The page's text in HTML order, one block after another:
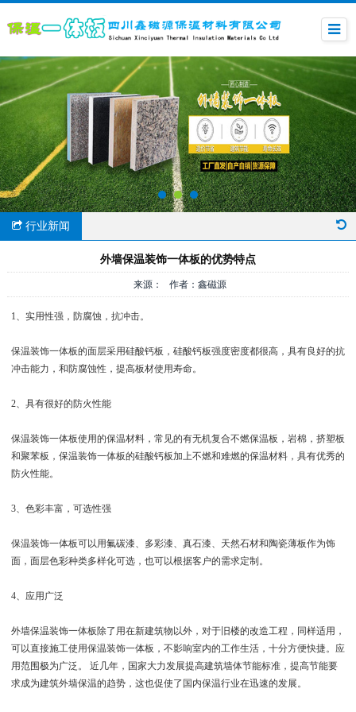
行业新闻
外墙保温装饰一体板的优势特点
来源： 作者：鑫磁源
1、实用性强，防腐蚀，抗冲击。
保温装饰一体板的面层采用硅酸钙板，硅酸钙板强度密度都很高，具有良好的抗
冲击能力，和防腐蚀性，提高板材使用寿命。
2、具有很好的防火性能
保温装饰一体板使用的保温材料，常见的有无机复合不燃保温板，岩棉，挤塑板
和聚苯板，保温装饰一体板的硅酸钙板加上不燃和难燃的保温材料，具有优秀的
防火性能。
3、色彩丰富，可选性强
保温装饰一体板可以用氟碳漆、多彩漆、真石漆、天然石材和陶瓷薄板作为饰
面，面层色彩种类多样化可选，也可以根据客户的需求定制。
4、应用广泛
外墙保温装饰一体板除了用在新建筑物以外，对于旧楼的改造工程，同样适用，
可以直接施工使用保温装饰一体板，不影响室内的工作生活，十分方便快捷。应
用范围极为广泛。 近几年，国家大力发展提高建筑墙体节能标准，提高节能要
求成为建筑外墙保温的趋势，这也促使了国内保温行业在迅速的发展。